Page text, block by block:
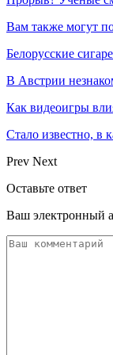
Вам также могут
Белорусские
В Австрии
Как видеоигры
Стало известно, в
Prev Next
Оставьте ответ
Ваш электронный